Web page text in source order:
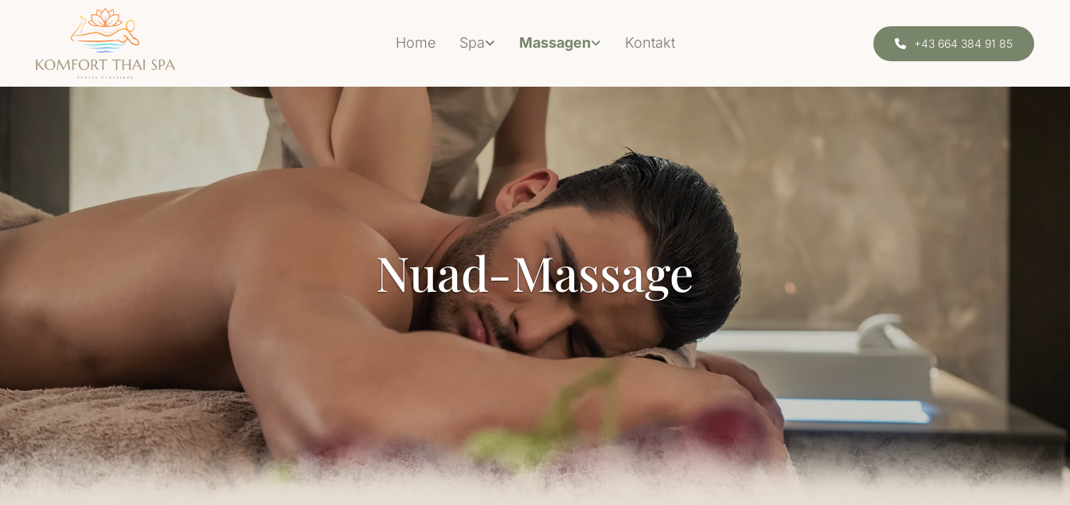
Home Spa Massagen Kontakt +43 664 384 91 85
Nuad-Massage